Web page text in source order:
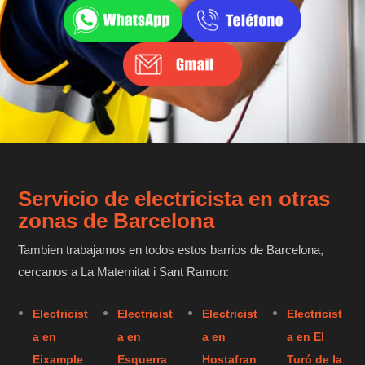
Servicio de electricista en otras
zonas de Barcelona
Tambien trabajamos en todos estos barrios de Barcelona,
cercanos a La Maternitat i Sant Ramon:
Electricist
a en
Eixample
Electricist
a en
Esquerra
Electricist
a en
Hostafran
Electricist
a en El
Turó de la